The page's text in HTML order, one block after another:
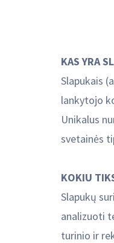
KAS YRA
Slapukais
lankytojo
Unikalus
svetainės
KOKIU
Slapukų
analizuoti
turinio ir